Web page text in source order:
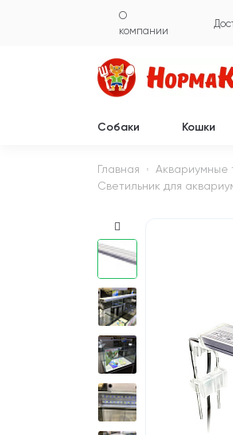
О
компании
Собаки Кошки
Главная Аквариумные
Светильник для